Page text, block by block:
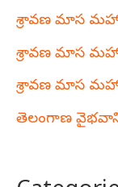
శ్రావణ మాస
శ్రావణ మాస
శ్రావణ మాస
తెలంగాణ